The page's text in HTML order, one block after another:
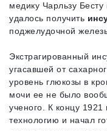
медику Чарльзу
удалось получить
поджелудочной
Экстрагированный
угасавшей от
уровень глюкозы в
мочи ее не было
ученого. К концу 1921
технологию и начал